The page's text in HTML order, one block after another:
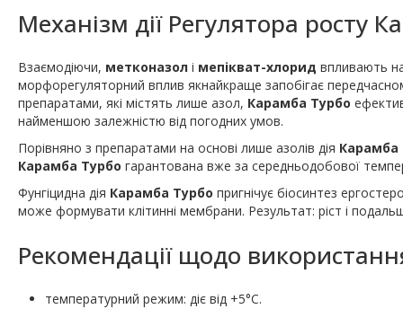
Механізм дії Регулятора росту
Взаємодіючи, метконазол і мепікват-хлорид впливають
морфорегуляторний вплив якнайкраще запобігає
препаратами, які містять лише азол, Карамба Турбо
найменшою залежністю від погодних умов.
Порівняно з препаратами на основі лише азолів дія Карамба
Карамба Турбо гарантована вже за середньодобової
Фунгіцидна дія Карамба Турбо пригнічує біосинтез
може формувати клітинні мембрани. Результат: ріст і
Рекомендації щодо
температурний режим: діє від +5°C.